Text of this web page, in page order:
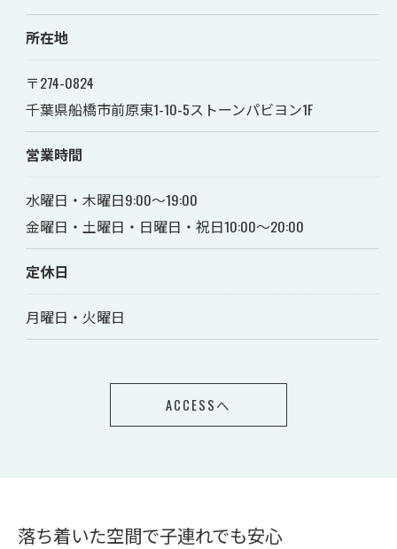
所在地
〒274-0824
千葉県船橋市前原東1-10-5ストーンパビヨン1F
営業時間
水曜日・木曜日9:00～19:00
金曜日・土曜日・日曜日・祝日10:00～20:00
定休日
月曜日・火曜日
ACCESSへ
落ち着いた空間で子連れでも安心